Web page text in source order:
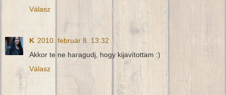
Válasz
K 2010. február 8. 13:32
Akkor te ne haragudj, hogy kijavítottam :)
Válasz